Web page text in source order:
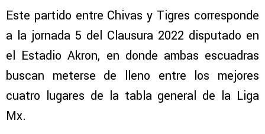
Este partido entre Chivas y Tigres corresponde
a la jornada 5 del Clausura 2022 disputado en
el Estadio Akron, en donde ambas escuadras
buscan meterse de lleno entre los mejores
cuatro lugares de la tabla general de la Liga
Mx.